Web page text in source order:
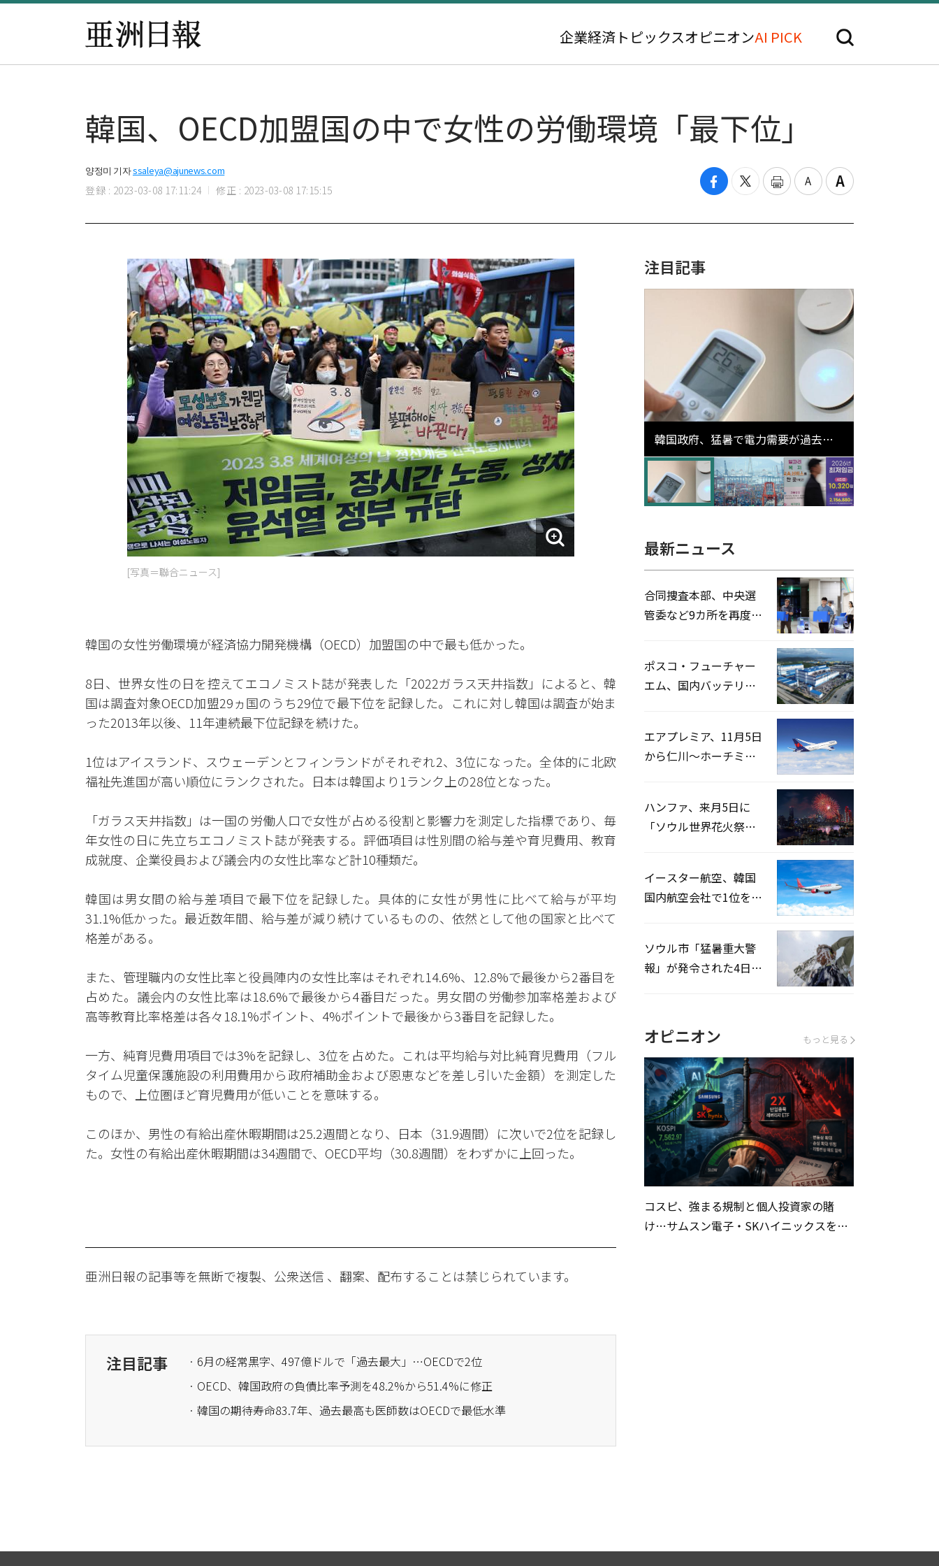
企業経済 トピックスオピニオンAI PICK
韓国、OECD加盟国の中で女性の労働環境「最下位」
양정미 기자ssaleya@ajunews.com
登録 : 2023-03-08 17:11:24 修正 : 2023-03-08 17:15:15
[写真＝聯合ニュース]
韓国の女性労働環境が経済協力開発機構（OECD）加盟国の中で最も低かった。
8日、世界女性の日を控えてエコノミスト誌が発表した「2022ガラス天井指数」によると、韓
国は調査対象OECD加盟29ヵ国のうち29位で最下位を記録した。これに対し韓国は調査が始ま
った2013年以後、11年連続最下位記録を続けた。
1位はアイスランド、スウェーデンとフィンランドがそれぞれ2、3位になった。全体的に北欧
福祉先進国が高い順位にランクされた。日本は韓国より1ランク上の28位となった。
「ガラス天井指数」は一国の労働人口で女性が占める役割と影響力を測定した指標であり、毎
年女性の日に先立ちエコノミスト誌が発表する。評価項目は性別間の給与差や育児費用、教育
成就度、企業役員および議会内の女性比率など計10種類だ。
韓国は男女間の給与差項目で最下位を記録した。具体的に女性が男性に比べて給与が平均
31.1%低かった。最近数年間、給与差が減り続けているものの、依然として他の国家と比べて
格差がある。
また、管理職内の女性比率と役員陣内の女性比率はそれぞれ14.6%、12.8%で最後から2番目を
占めた。議会内の女性比率は18.6%で最後から4番目だった。男女間の労働参加率格差および
高等教育比率格差は各々18.1%ポイント、4%ポイントで最後から3番目を記録した。
一方、純育児費用項目では3%を記録し、3位を占めた。これは平均給与対比純育児費用（フル
タイム児童保護施設の利用費用から政府補助金および恩恵などを差し引いた金額）を測定した
もので、上位圏ほど育児費用が低いことを意味する。
このほか、男性の有給出産休暇期間は25.2週間となり、日本（31.9週間）に次いで2位を記録し
た。女性の有給出産休暇期間は34週間で、OECD平均（30.8週間）をわずかに上回った。
亜洲日報の記事等を無断で複製、公衆送信 、翻案、配布することは禁じられています。
注目記事
· 6月の経常黒字、497億ドルで「過去最大」…OECDで2位
· OECD、韓国政府の負債比率予測を48.2%から51.4%に修正
· 韓国の期待寿命83.7年、過去最高も医師数はOECDで最低水準
注目記事
韓国政府、猛暑で電力需要が過去最
高更新の可能性に需給対応体制を点
検
最新ニュース
合同捜査本部、中央選
管委など9カ所を再度家
ポスコ・フューチャー
エム、国内バッテリー
エアプレミア、11月5日
から仁川〜ホーチミン
ハンファ、来月5日に
「ソウル世界花火祭り
イースター航空、韓国
国内航空会社で1位を記
ソウル市「猛暑重大警
報」が発令された4日、
オピニオン もっと見る
コスピ、強まる規制と個人投資家の賭
け…サムスン電子・SKハイニックスを巡